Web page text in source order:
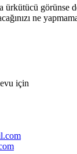
ürkütücü
ne
için